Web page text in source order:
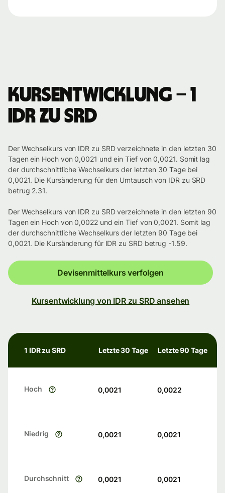
Kursentwicklung – 1
IDR zu SRD
Der Wechselkurs von IDR zu SRD verzeichnete in den letzten 30
Tagen ein Hoch von 0,0021 und ein Tief von 0,0021. Somit lag
der durchschnittliche Wechselkurs der letzten 30 Tage bei
0,0021. Die Kursänderung für den Umtausch von IDR zu SRD
betrug 2.31.
Der Wechselkurs von IDR zu SRD verzeichnete in den letzten 90
Tagen ein Hoch von 0,0022 und ein Tief von 0,0021. Somit lag
der durchschnittliche Wechselkurs der letzten 90 Tage bei
0,0021. Die Kursänderung für IDR zu SRD betrug -1.59.
Devisenmittelkurs verfolgen
Kursentwicklung von IDR zu SRD ansehen
1 IDR zu SRD Letzte 30 Tage Letzte 90 Tage
Hoch 0,0021 0,0022
Niedrig 0,0021 0,0021
Durchschnitt 0,0021 0,0021